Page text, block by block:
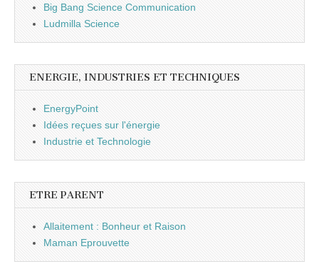
Big Bang Science Communication
Ludmilla Science
ENERGIE, INDUSTRIES ET TECHNIQUES
EnergyPoint
Idées reçues sur l'énergie
Industrie et Technologie
ETRE PARENT
Allaitement : Bonheur et Raison
Maman Eprouvette